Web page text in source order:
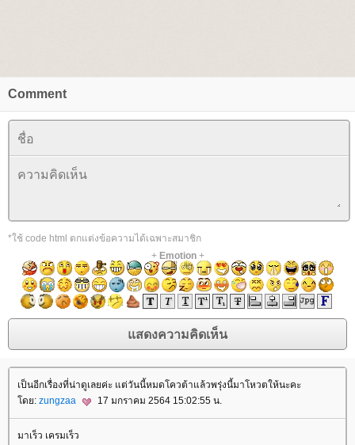
Comment
*ใช้ code html ตกแต่งข้อความได้เฉพาะสมาชิก
+ Emotion+
เป็นอีกเรื่องที่น่าดูเลยค่ะ แต่วันนี้หมดโควต้าแล้วพรุ่งนี้มาโหวตให้นะคะ
ดย: zungzaa 17 มกราคม 2564 15:02:55 น.
มาเร็ว เครมเร็ว